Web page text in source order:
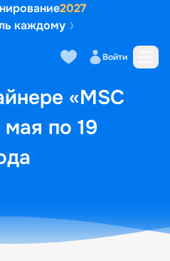
2027
каждому
Войти
«MSC
мая по 19
кают Маршрут и